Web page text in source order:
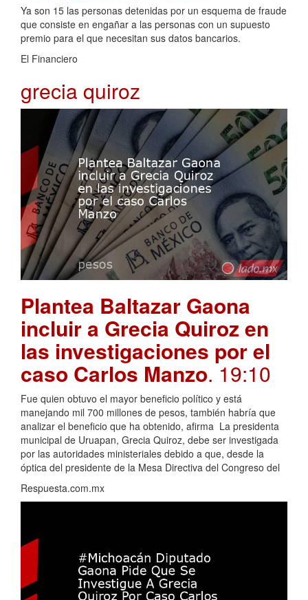
Ya son 15 las personas detenidas por un esquema de fraude
que consiste en engañar a las personas con un supuesto
premio para el que necesitan sus datos bancarios.
El Financiero
grecia quiroz
Plantea Baltazar Gaona
incluir a Grecia Quiroz en
las investigaciones por el
caso Carlos Manzo. 19:10
Fue quien obtuvo el mayor beneficio político y está
manejando mil 700 millones de pesos, también habría que
analizar el beneficio que ha obtenido, afirma La presidenta
municipal de Uruapan, Grecia Quiroz, debe ser investigada
por las autoridades ministeriales debido a que, desde la
óptica del presidente de la Mesa Directiva del Congreso del
Respuesta.com.mx